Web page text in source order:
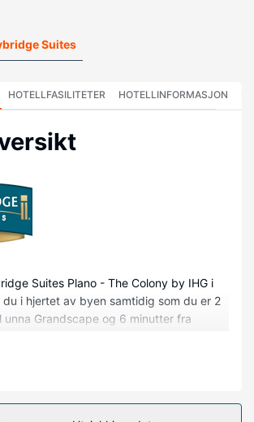
Suites
HOTELLFASILITETER HOTELLINFORMASJON
Suites Plano - The Colony by IHG i
du i hjertet av byen samtidig som du er 2
unna Grandscape og 6 minutter fra
The Shops at Legacy og 4,9 mi (7,9 km)